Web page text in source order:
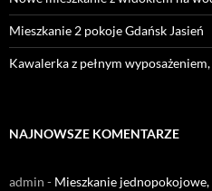
Mieszkanie 2 pokoje Gdańsk Jasień
Kawalerka z pełnym
NAJNOWSZE KOMENTARZE
admin - Mieszkanie